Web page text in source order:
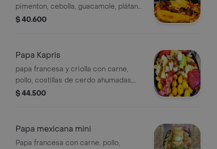
pimenton, cebolla, guacamole, plátano
maduro y huevo de codorniz.
$ 40.600
Papa Kapris
papa francesa y criolla con carne,
pollo, costillas de cerdo ahumadas,
cebolla, pimenton, guacamole, huevo
$ 44.500
Papa mexicana mini
Papa francesa con carne, pollo,